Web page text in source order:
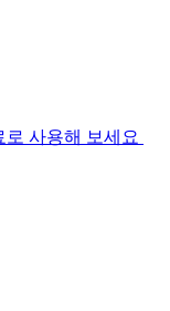
로 사용해 보세요